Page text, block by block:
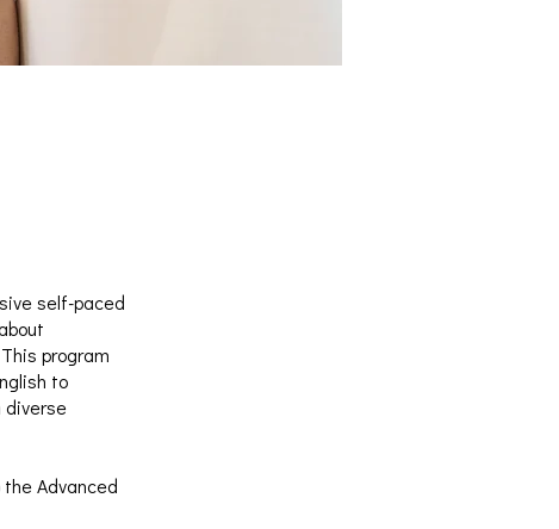
self-paced
program
to
diverse
Advanced